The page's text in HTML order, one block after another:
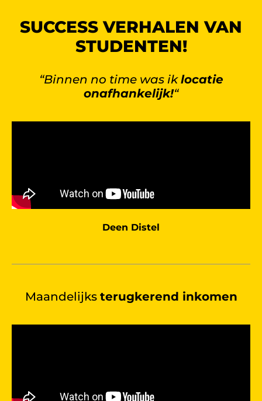
SUCCESS VERHALEN VAN
STUDENTEN!
“Binnen no time was iklocatie
onafhankelijk!“
Deen Distel
Maandelijks terugkerend inkomen